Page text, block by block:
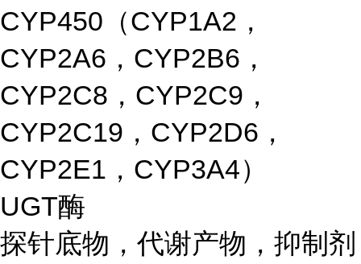
CYP450（CYP1A2，
CYP2A6，CYP2B6，
CYP2C8，CYP2C9，
CYP2C19，CYP2D6，
CYP2E1，CYP3A4）
UGT酶
探针底物，代谢产物，抑制剂